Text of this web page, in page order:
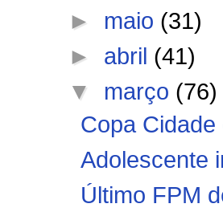
► maio (31)
► abril (41)
▼ março (76)
Copa
Adolescente
Último FPM